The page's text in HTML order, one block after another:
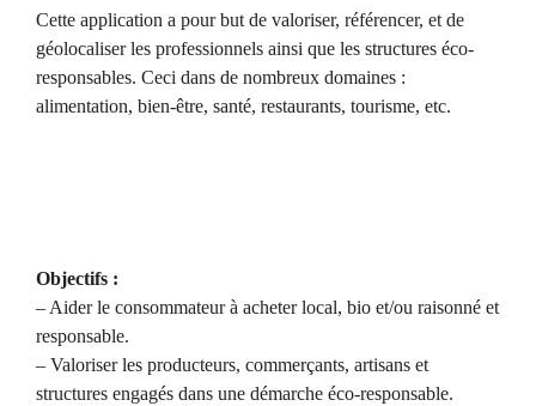
Cette application a pour but de valoriser, référencer, et de
géolocaliser les professionnels ainsi que les structures éco-
responsables. Ceci dans de nombreux domaines :
alimentation, bien-être, santé, restaurants, tourisme, etc.
Objectifs :
– Aider le consommateur à acheter local, bio et/ou raisonné et
responsable.
– Valoriser les producteurs, commerçants, artisans et
structures engagés dans une démarche éco-responsable.